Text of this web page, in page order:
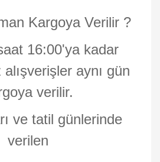
Kargoya Verilir ?
16:00'ya kadar
alışverişler aynı gün
verilir.
ve tatil günlerinde
verilen